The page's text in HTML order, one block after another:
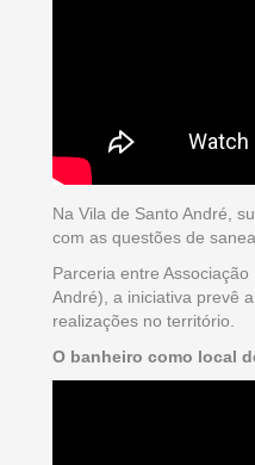
Na Vila de Santo André,
com as questões de
Parceria entre
André), a iniciativa prevê
realizações no território.
O banheiro como local